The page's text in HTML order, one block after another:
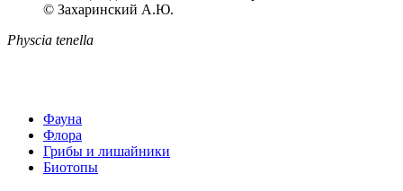
© Захаринский А.Ю.
Physcia tenella
Фауна
Флора
Грибы и лишайники
Биотопы